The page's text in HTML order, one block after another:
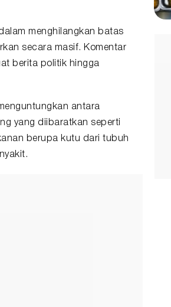
menghilangkan batas
secara masif. Komentar
berita politik hingga
antara
yang diibaratkan seperti
berupa kutu dari tubuh